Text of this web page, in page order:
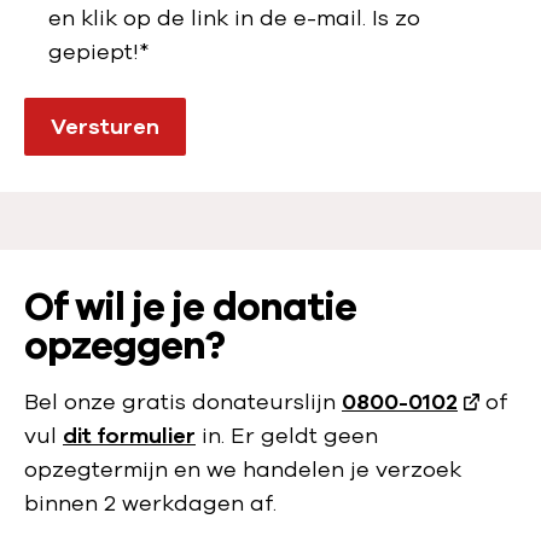
en klik op de link in de e-mail. Is zo
gepiept!*
Versturen
Of wil je je donatie
opzeggen?
Bel onze gratis donateurslijn 0800-0102
of
vul dit formulier in. Er geldt geen
opzegtermijn en we handelen je verzoek
binnen 2 werkdagen af.